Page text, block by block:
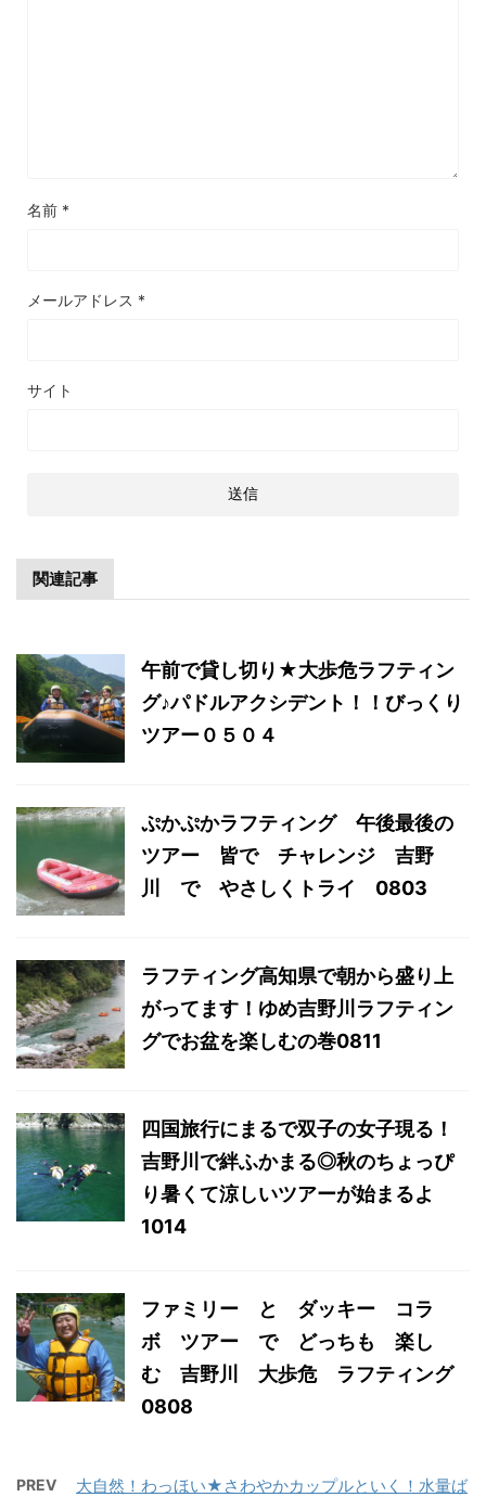
名前 *
メールアドレス *
サイト
関連記事
午前で貸し切り★大歩危ラフティン
グ♪パドルアクシデント！！びっくり
ツアー０５０４
ぷかぷかラフティング 午後最後の
ツアー 皆で チャレンジ 吉野
川 で やさしくトライ 0803
ラフティング高知県で朝から盛り上
がってます！ゆめ吉野川ラフティン
グでお盆を楽しむの巻0811
四国旅行にまるで双子の女子現る！
吉野川で絆ふかまる◎秋のちょっぴ
り暑くて涼しいツアーが始まるよ
1014
ファミリー と ダッキー コラ
ボ ツアー で どっちも 楽し
む 吉野川 大歩危 ラフティング
0808
PREV
大自然！わっほい★さわやかカップルといく！水量ば